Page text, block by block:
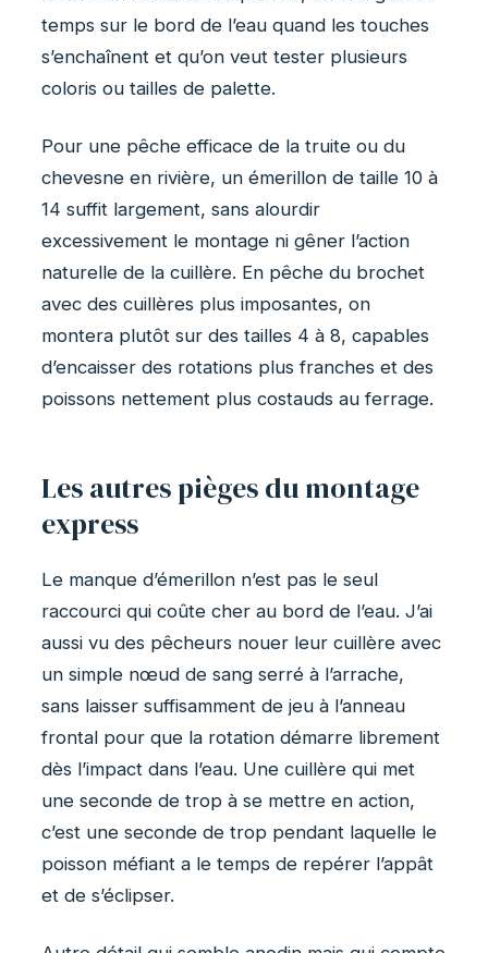
temps sur le bord de l’eau quand les touches
s’enchaînent et qu’on veut tester plusieurs
coloris ou tailles de palette.
Pour une pêche efficace de la truite ou du
chevesne en rivière, un émerillon de taille 10 à
14 suffit largement, sans alourdir
excessivement le montage ni gêner l’action
naturelle de la cuillère. En pêche du brochet
avec des cuillères plus imposantes, on
montera plutôt sur des tailles 4 à 8, capables
d’encaisser des rotations plus franches et des
poissons nettement plus costauds au ferrage.
Les autres pièges du montage
express
Le manque d’émerillon n’est pas le seul
raccourci qui coûte cher au bord de l’eau. J’ai
aussi vu des pêcheurs nouer leur cuillère avec
un simple nœud de sang serré à l’arrache,
sans laisser suffisamment de jeu à l’anneau
frontal pour que la rotation démarre librement
dès l’impact dans l’eau. Une cuillère qui met
une seconde de trop à se mettre en action,
c’est une seconde de trop pendant laquelle le
poisson méfiant a le temps de repérer l’appât
et de s’éclipser.